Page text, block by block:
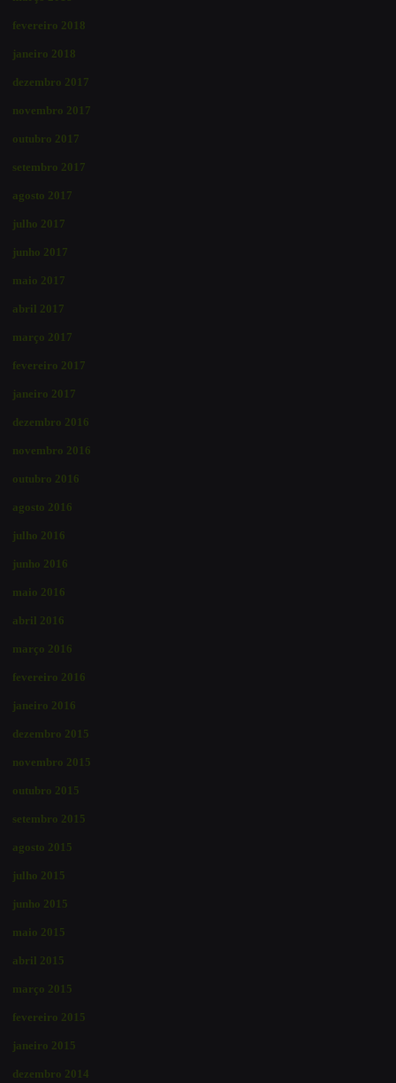
fevereiro 2018
janeiro 2018
dezembro 2017
novembro 2017
outubro 2017
setembro 2017
agosto 2017
julho 2017
junho 2017
maio 2017
abril 2017
março 2017
fevereiro 2017
janeiro 2017
dezembro 2016
novembro 2016
outubro 2016
agosto 2016
julho 2016
junho 2016
maio 2016
abril 2016
março 2016
fevereiro 2016
janeiro 2016
dezembro 2015
novembro 2015
outubro 2015
setembro 2015
agosto 2015
julho 2015
junho 2015
maio 2015
abril 2015
março 2015
fevereiro 2015
janeiro 2015
dezembro 2014